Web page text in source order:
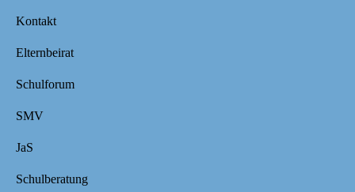
Kontakt
Elternbeirat
Schulforum
SMV
JaS
Schulberatung